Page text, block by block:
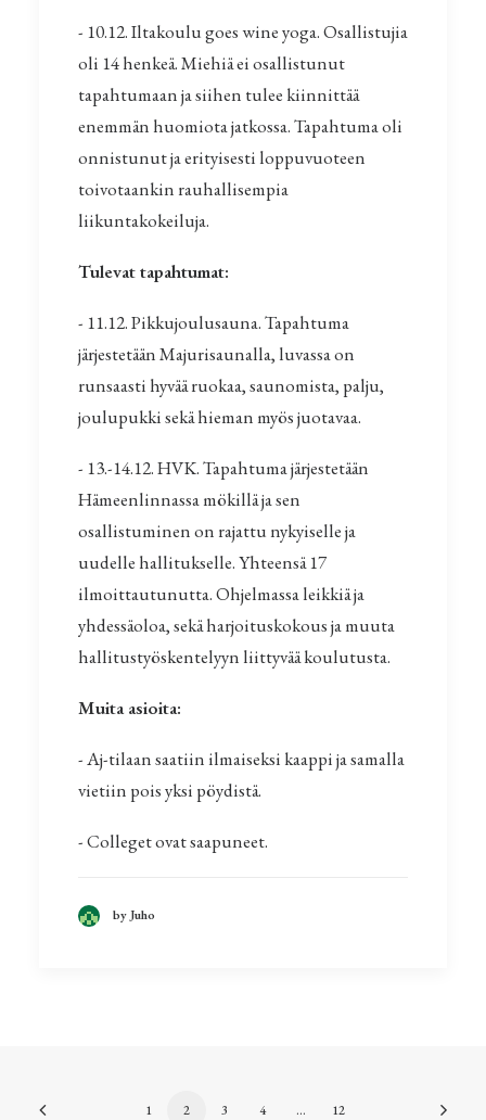
- 10.12. Iltakoulu goes wine yoga. Osallistujia
oli 14 henkeä. Miehiä ei osallistunut
tapahtumaan ja siihen tulee kiinnittää
enemmän huomiota jatkossa. Tapahtuma oli
onnistunut ja erityisesti loppuvuoteen
toivotaankin rauhallisempia
liikuntakokeiluja.
Tulevat tapahtumat:
- 11.12. Pikkujoulusauna. Tapahtuma
järjestetään Majurisaunalla, luvassa on
runsaasti hyvää ruokaa, saunomista, palju,
joulupukki sekä hieman myös juotavaa.
- 13.-14.12. HVK. Tapahtuma järjestetään
Hämeenlinnassa mökillä ja sen
osallistuminen on rajattu nykyiselle ja
uudelle hallitukselle. Yhteensä 17
ilmoittautunutta. Ohjelmassa leikkiä ja
yhdessäoloa, sekä harjoituskokous ja muuta
hallitustyöskentelyyn liittyvää koulutusta.
Muita asioita:
- Aj-tilaan saatiin ilmaiseksi kaappi ja samalla
vietiin pois yksi pöydistä.
- Colleget ovat saapuneet.
by Juho
1 2 3 4 … 12